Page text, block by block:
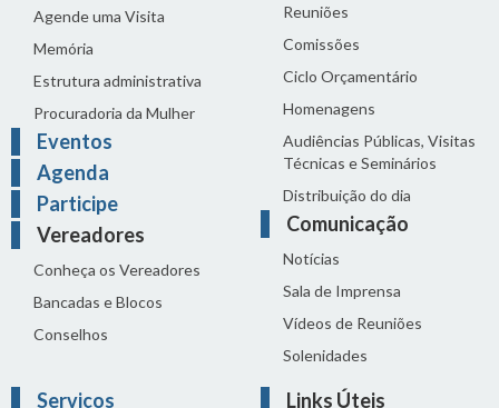
Agende uma Visita
Memória
Estrutura administrativa
Procuradoria da Mulher
Eventos
Agenda
Participe
Vereadores
Conheça os Vereadores
Bancadas e Blocos
Conselhos
Reuniões
Comissões
Ciclo Orçamentário
Homenagens
Audiências Públicas, Visitas
Técnicas e Seminários
Distribuição do dia
Comunicação
Notícias
Sala de Imprensa
Vídeos de Reuniões
Solenidades
Serviços Links Úteis